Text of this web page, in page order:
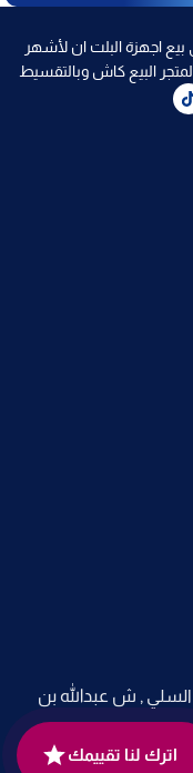
اجهزة البلت ان لأشهر
البيع كاش وبالتقسيط
السلي , ش عبدالله بن
اترك لنا تقييمك